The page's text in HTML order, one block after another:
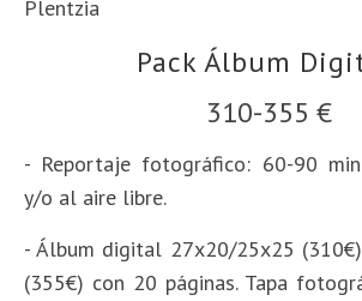
Pack Álbum
310-355 €
- Reportaje fotográfico: 60-90
y/o al aire libre.
- Álbum digital 27x20/25x25
(355€) con 20 páginas. Tapa